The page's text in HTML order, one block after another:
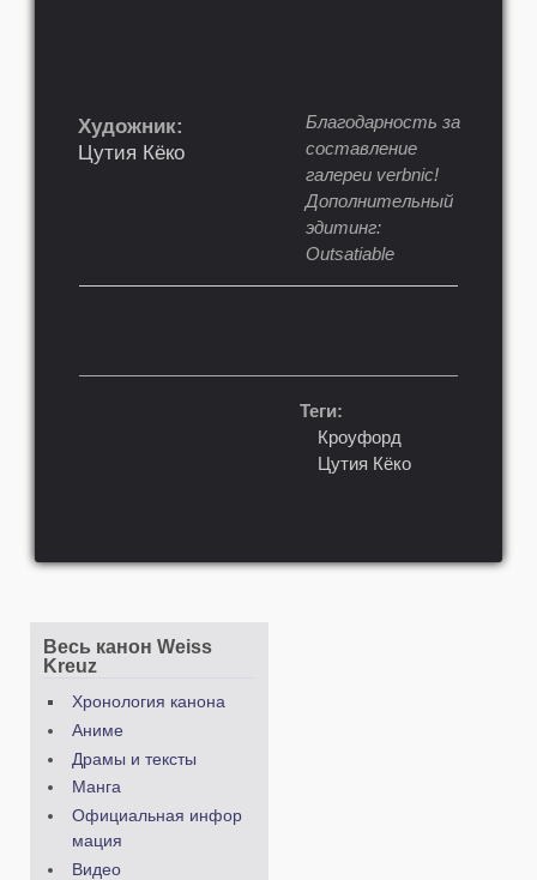
Художник:
Цутия Кёко
Благодарность за
составление
галереи verbnic!
Дополнительный
эдитинг:
Outsatiable
Теги:
Кроуфорд
Цутия Кёко
Весь канон Weiss
Kreuz
Хронология канона
Аниме
Драмы и тексты
Манга
Официальная инфор
мация
Видео